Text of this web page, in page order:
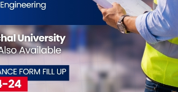
उमेरसम्मका ती किशोरीलाई सुर्खेत प्रहरीले
उद्धार गरी कारवाहीका लागि आज नुवाकोट
पठाएको जिल्ला प्रहरी कार. . .
अर्काकी श्रीमती भगाएपछि
दोहोरो झडप, १२ जना घाइते